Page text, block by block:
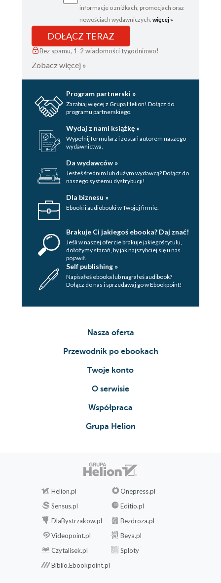
informacje o zniżkach, promocjach oraz
nowościach wydawniczych. więcej »
DOŁĄCZ TERAZ
Bez spamu, 1-2 wiadomości tygodniowo!
Zobacz więcej »
Program partnerski »
Zarabiaj więcej z Grupą Helion! Dołącz do
programu partnerskiego.
Wydaj z nami książkę »
Wypełnij formularz i zostań autorem naszego
wydawnictwa.
Da wydawców »
Jesteś średnim lub dużym wydawcą? Dołącz do
naszego systemu dystrybucji!
Dla biznesu »
Ebooki i audiobooki w Twojej firmie.
Brakuje Ci jakiegoś ebooka? Daj znać!
Jeśli w naszej ofercie brakuje jakiegoś tytulu,
dołożymy starań, by jak najszybciej się u nas
pojawił.
Self publishing »
Napisałeś ebooka lub nagrałeś audibook?
Dołącz do nas i sprzedawaj go w Ebookpoint!
Nasza oferta
Przewodnik po ebookach
Twoje konto
O serwisie
Współpraca
Grupa Helion
Helion.pl
Onepress.pl
Sensus.pl
Editio.pl
DlaBystrzakow.pl
Bezdroza.pl
Videopoint.pl
Beya.pl
Czytalisek.pl
Sploty
Biblio.Ebookpoint.pl